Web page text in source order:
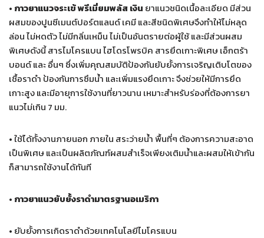
• กาวยาแนวจระเข้พรีเมี่ยมพลัสเงิน ยาแนวชนิดเนื้อละเอียด มีส่วน
ผสมของปูนซีเมนต์ปอร์ตแลนด์ เคมี และสีชนิดพิเศษจึงทำให้ไม่หลุด
ล่อน ไม่หดตัว ไม่มีกลิ่นเหม็น ไม่เป็นอันตรายต่อผู้ใช้ และมีส่วนผสม
พิเศษดังนี้ สารไมโครแบน ไฮโดรโพรบิค สารยึดเกาะพิเศษ เอ็กตร้า
บอนด์ และ อื่นๆ ซึ่งเพิ่มคุณสมบัติป้องกันยับยั้งการเจริญเติบโตของ
เชื้อราดำ ป้องกันการซึมน้ำ และเพิ่มแรงยึดเกาะ จึงช่วยให้มีการยึด
เกาะสูง และมีอายุการใช้งานที่ยาวนาน เหมาะสำหรับร่องที่ต้องการยา
แนวไม่เกิน 7 มม.
• ใช้ได้ทั้งงานภายนอก ภายใน สระว่ายน้ำ พื้นที่ๆ ต้องการความสะอาด
เป็นพิเศษ และเป็นผลิตภัณฑ์ผสมสำเร็จเพียงเติมน้ำและผสมให้เข้ากัน
ก็สามารถใช้งานได้ทันที
• กาวยาแนวยับยั้งราดำมาตรฐานอเมริกา
• ยับยั้งการเกิดราดำด้วยเทคโนโลยีไมโครแบน